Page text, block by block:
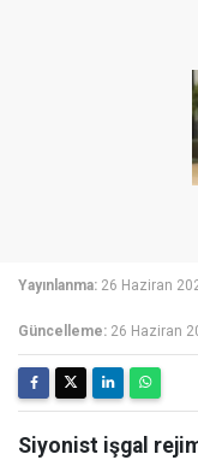
Yayınlanma: 26 Haziran
Güncelleme: 26 Haziran
Siyonist işgal